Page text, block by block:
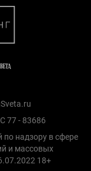
77 - 83686
надзору в сфере
и массовых
18+